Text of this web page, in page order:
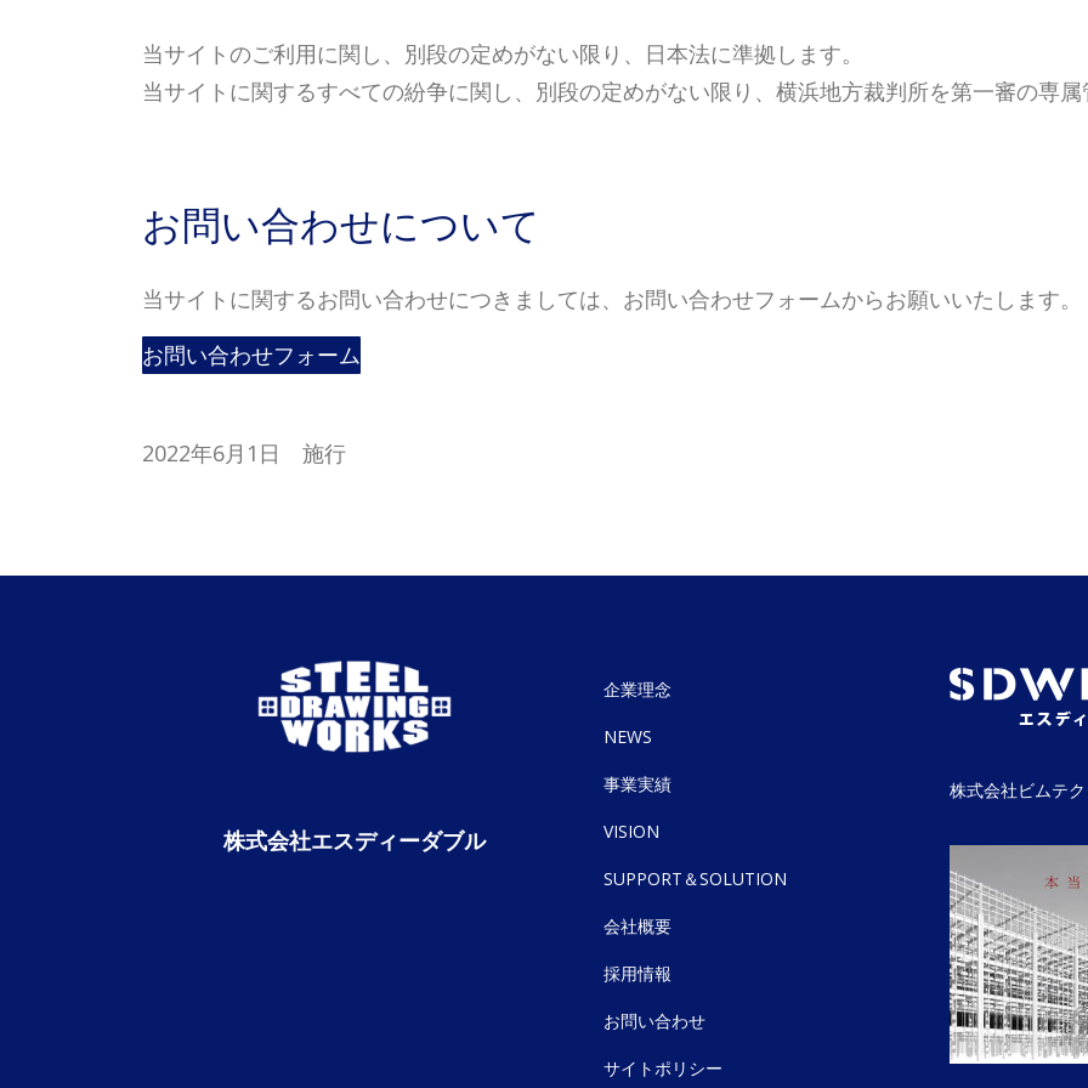
当サイトのご利用に関し、別段の定めがない限り、日本法に準拠します。
当サイトに関するすべての紛争に関し、別段の定めがない限り、横浜地方裁判所を第一審の専属
お問い合わせについて
当サイトに関するお問い合わせにつきましては、お問い合わせフォームからお願いいたします。
お問い合わせフォーム
2022年6月1日 施行
株式会社エスディーダブル
企業理念
NEWS
事業実績
VISION
SUPPORT＆SOLUTION
会社概要
採用情報
お問い合わせ
サイトポリシー
株式会社ビムテク